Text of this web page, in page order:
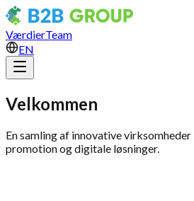
VærdierTeam
EN
Velkommen
En samling af innovative
promotion og digitale løsninger.